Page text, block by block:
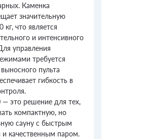
Каменка
значительную
что является
и интенсивного
управления
требуется
пульта
гибкость в
— это решение для тех,
компактную, но
сауну с быстрым
качественным паром.